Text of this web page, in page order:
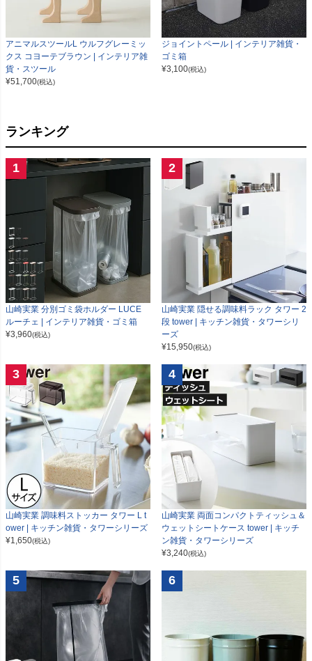
アニマルスツールL ウルフグレーミッ
クス コヨーテブラウン | インテリア雑
貨・スツール
¥51,700(税込)
ジョイントペール | インテリア雑貨・
ゴミ箱
¥3,100(税込)
ランキング
1
山崎実業 分別ゴミ袋ホルダー LUCE
ルーチェ | インテリア雑貨・ゴミ箱
¥3,960(税込)
2
山崎実業 隠せる調味料ラック タワー 2
段 tower | キッチン雑貨・タワーシリ
ーズ
¥15,950(税込)
3
山崎実業 調味料ストッカー タワー L t
ower | キッチン雑貨・タワーシリーズ
¥1,650(税込)
4
山崎実業 両面コンパクトティッシュ＆
ウェットシートケース tower | キッチ
ン雑貨・タワーシリーズ
¥3,240(税込)
5 6